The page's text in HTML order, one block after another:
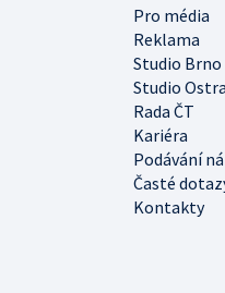
Pro média
Reklama
Studio Brno
Studio
Rada ČT
Kariéra
Podávání
Časté
Kontakty